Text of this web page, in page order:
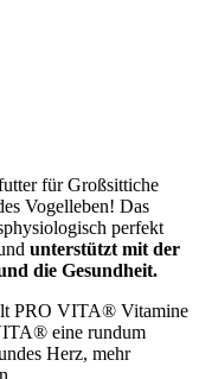
für Großsittiche
Vogelleben! Das
perfekt
unterstützt mit der
die Gesundheit.
PRO VITA® Vitamine
eine rundum
Herz, mehr